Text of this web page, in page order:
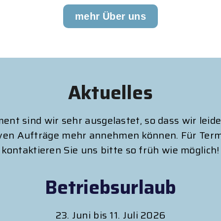
mehr Über uns
Aktuelles
sind wir sehr ausgelastet, so dass wir
Aufträge mehr annehmen können. Für
kontaktieren Sie uns bitte so früh wie möglich!
Betriebsurlaub
23. Juni bis 11. Juli 2026